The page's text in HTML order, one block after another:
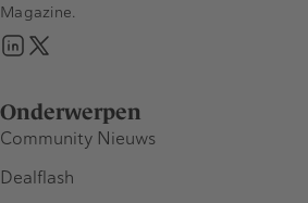
Onderwerpen
Community Nieuws
Dealflash
Magazine.